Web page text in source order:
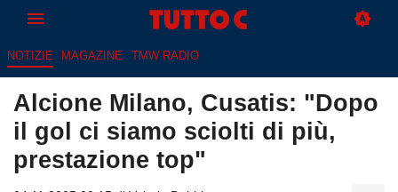
NOTIZIE MAGAZINE TMW RADIO
Alcione Milano, Cusatis: "Dopo
il gol ci siamo sciolti di più,
prestazione top"